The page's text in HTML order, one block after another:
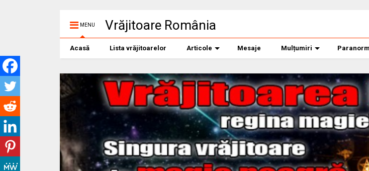
MENU Vrăjitoare România
Acasă Lista vrăjitoarelor Articole Mesaje Mulțumiri